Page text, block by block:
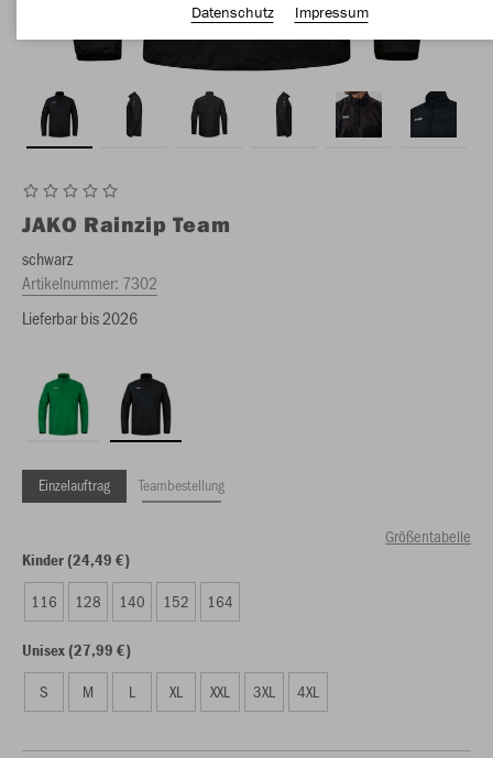
JAKO Rainzip Team
schwarz
Artikelnummer: 7302
Lieferbar bis 2026
Einzelauftrag Teambestellung
Größentabelle
Kinder (24,49 €)
116 128 140 152 164
Unisex (27,99 €)
S M L XL XXL 3XL 4XL
Datenschutz
Impressum